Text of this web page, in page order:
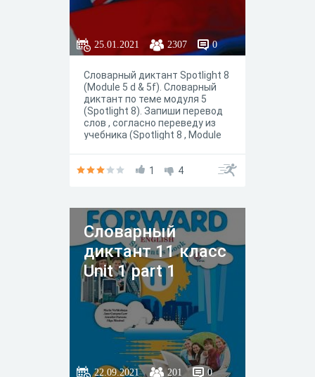
25.01.2021 2307 0
Словарный диктант Spotlight 8
(Module 5 d & 5f). Словарный
диктант по теме модуля 5
(Spotlight 8). Запиши перевод
слов , согласно переведу из
учебника (Spotlight 8 , Module
забудьте указать имя/
минут. Тест можно пройти
несколько раз, но из-за этого
оценка может снизится.
Желаю Вам удачи!
1 4
Словарный
диктант 11 класс
Unit 1 part 1
22.09.2021 201 0